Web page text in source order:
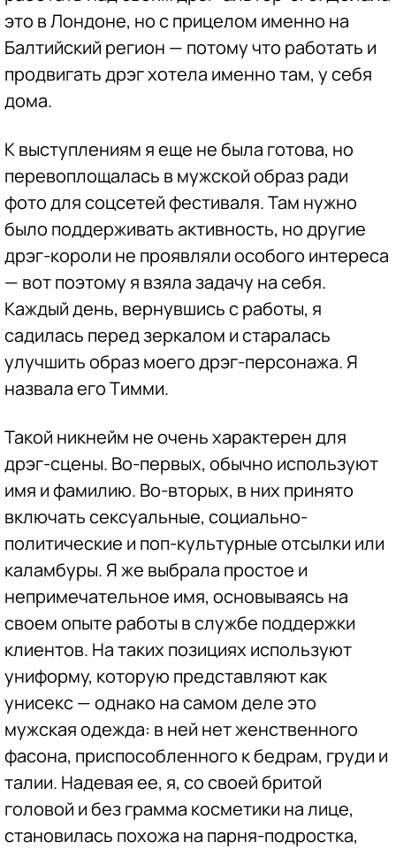
это в Лондоне, но с прицелом именно на
Балтийский регион — потому что работать и
продвигать дрэг хотела именно там, у себя
дома.
К выступлениям я еще не была готова, но
перевоплощалась в мужской образ ради
фото для соцсетей фестиваля. Там нужно
было поддерживать активность, но другие
дрэг-короли не проявляли особого интереса
— вот поэтому я взяла задачу на себя.
Каждый день, вернувшись с работы, я
садилась перед зеркалом и старалась
улучшить образ моего дрэг-персонажа. Я
назвала его Тимми.
Такой никнейм не очень характерен для
дрэг-сцены. Во-первых, обычно используют
имя и фамилию. Во-вторых, в них принято
включать сексуальные, социально-
политические и поп-культурные отсылки или
каламбуры. Я же выбрала простое и
непримечательное имя, основываясь на
своем опыте работы в службе поддержки
клиентов. На таких позициях используют
униформу, которую представляют как
унисекс — однако на самом деле это
мужская одежда: в ней нет женственного
фасона, приспособленного к бедрам, груди и
талии. Надевая ее, я, со своей бритой
головой и без грамма косметики на лице,
становилась похожа на парня-подростка,